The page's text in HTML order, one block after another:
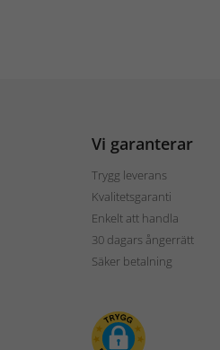
Vi garanterar
Trygg leverans
Kvalitetsgaranti
Enkelt att handla
30 dagars ångerrätt
Säker betalning